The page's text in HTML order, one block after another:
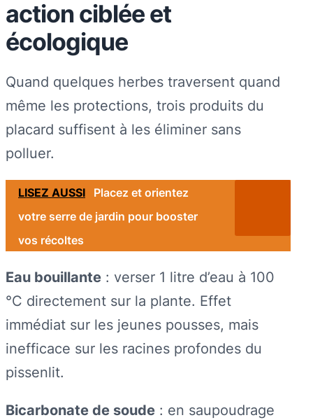
action ciblée et
écologique
Quand quelques herbes traversent quand
même les protections, trois produits du
placard suffisent à les éliminer sans
polluer.
LISEZ AUSSI
Placez et orientez
votre serre de jardin pour booster
vos récoltes
Eau bouillante : verser 1 litre d’eau à 100
°C directement sur la plante. Effet
immédiat sur les jeunes pousses, mais
inefficace sur les racines profondes du
pissenlit.
Bicarbonate de soude : en saupoudrage